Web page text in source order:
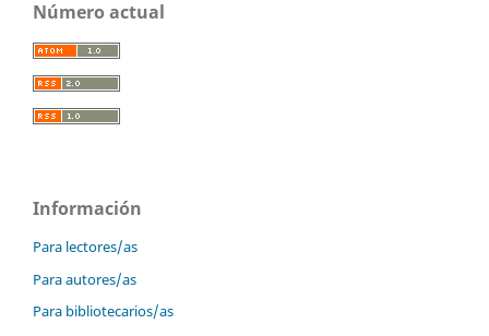
Número actual
Información
Para lectores/as
Para autores/as
Para bibliotecarios/as